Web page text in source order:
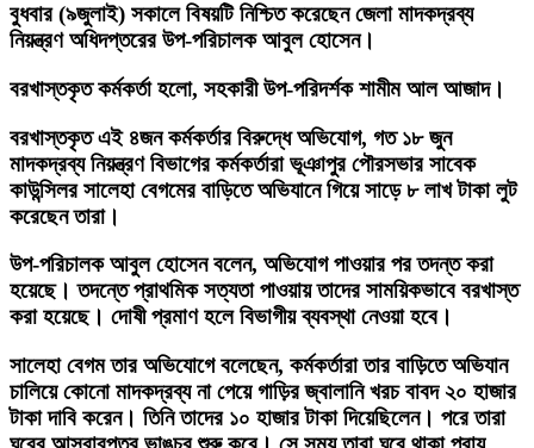
বুধবার (৯জুলাই) সকালে বিষয়টি নিশ্চিত করেছেন জেলা মাদকদ্রব্য
নিয়ন্ত্রণ অধিদপ্তরের উপ-পরিচালক আবুল হোসেন।
বরখাস্তকৃত কর্মকর্তা হলো, সহকারী উপ-পরিদর্শক শামীম আল আজাদ।
বরখাস্তকৃত এই ৪জন কর্মকর্তার বিরুদ্ধে অভিযোগ, গত ১৮ জুন
মাদকদ্রব্য নিয়ন্ত্রণ বিভাগের কর্মকর্তারা ভূঞাপুর পৌরসভার সাবেক
কাউন্সিলর সালেহা বেগমের বাড়িতে অভিযানে গিয়ে সাড়ে ৮ লাখ টাকা লুট
করেছেন তারা।
উপ-পরিচালক আবুল হোসেন বলেন, অভিযোগ পাওয়ার পর তদন্ত করা
হয়েছে। তদন্তে প্রাথমিক সত্যতা পাওয়ায় তাদের সাময়িকভাবে বরখাস্ত
করা হয়েছে। দোষী প্রমাণ হলে বিভাগীয় ব্যবস্থা নেওয়া হবে।
সালেহা বেগম তার অভিযোগে বলেছেন, কর্মকর্তারা তার বাড়িতে অভিযান
চালিয়ে কোনো মাদকদ্রব্য না পেয়ে গাড়ির জ্বালানি খরচ বাবদ ২০ হাজার
টাকা দাবি করেন। তিনি তাদের ১০ হাজার টাকা দিয়েছিলেন। পরে তারা